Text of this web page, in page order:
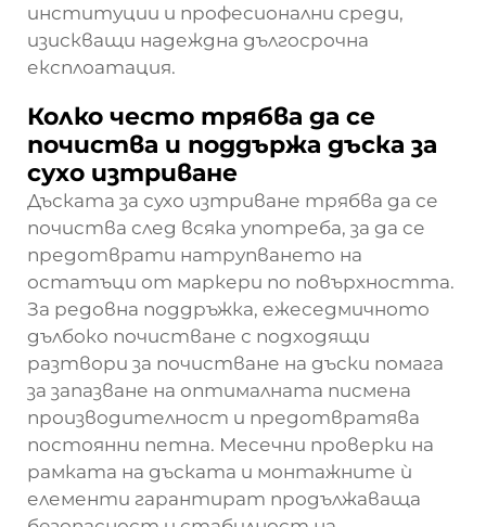
институции и професионални среди,
изискващи надеждна дългосрочна
експлоатация.
Колко често трябва да се
почиства и поддържа дъска за
сухо изтриване
Дъската за сухо изтриване трябва да се
почиства след всяка употреба, за да се
предотврати натрупването на
остатъци от маркери по повърхността.
За редовна поддръжка, ежеседмичното
дълбоко почистване с подходящи
разтвори за почистване на дъски помага
за запазване на оптималната писмена
производителност и предотвратява
постоянни петна. Месечни проверки на
рамката на дъската и монтажните ѝ
елементи гарантират продължаваща